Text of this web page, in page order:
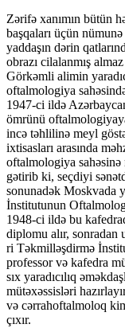
Zərifə xanımın bütün
başqala­rı üçün
yaddaşın dərin
obrazı cilalanmış
Görkəmli alimin
oftalmologiya
1947-ci ildə
öm­rü­nü
incə təhlilinə meyl
ixtisasları arasında
oftalmologiya sahəsinə
gətirib ki, seçdiyi
sonunadək Moskvada
İns­ti­tutunun
1948-ci ildə bu
diplomu alır,
ri Tək­milləşdirmə
professor və ka­fedra
sıx yaradıcılıq
mütəxəssisləri
və cərrahoftalmoloq
çıxır.